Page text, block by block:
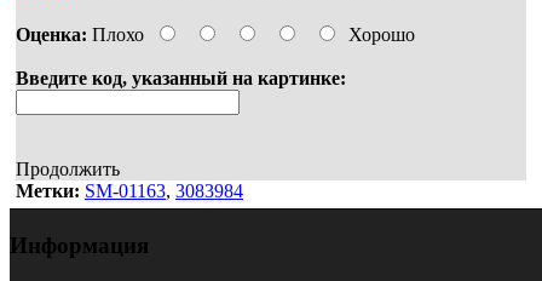
Оценка: Плохо Хорошо
Введите код, указанный на картинке:
Продолжить
Метки: SM-01163, 3083984
Информация